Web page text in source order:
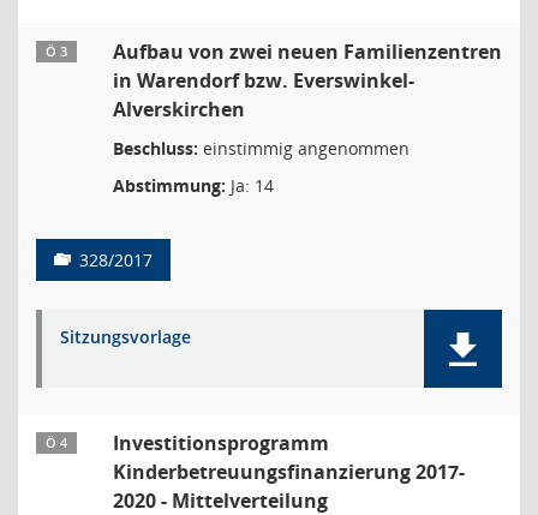
Ö 3
Aufbau von zwei neuen Familienzentren
in Warendorf bzw. Everswinkel-
Alverskirchen
Beschluss: einstimmig angenommen
Abstimmung: Ja: 14
328/2017
Sitzungsvorlage
Ö 4
Investitionsprogramm
Kinderbetreuungsfinanzierung 2017-
2020 - Mittelverteilung